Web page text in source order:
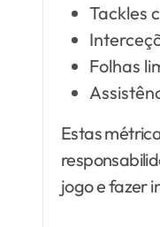
Tackles
Folhas
Estas
jogo e fazer